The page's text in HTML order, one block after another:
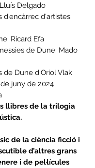
Lluís Delgado
d'encàrrec d'artistes
Ricard Efa
de Dune: Mado
de Dune d'Oriol Vlak
juny de 2024
llibres de la trilogia
de la ciència ficció i
d’altres grans
i de pel·lícules